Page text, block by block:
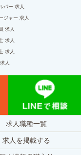
パー 求人
ジャー 求人
求人
求人
求人
人
求人職種一覧
求人を掲載する